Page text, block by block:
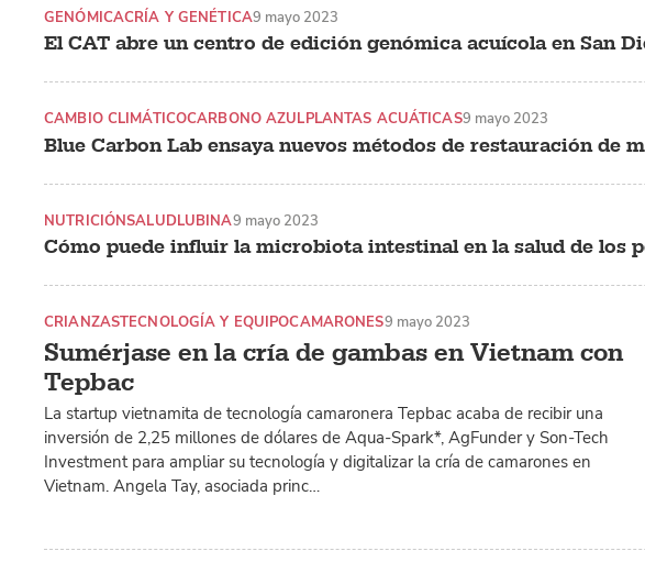
El CAT abre un centro de edición genómica acuícola en San
GENÓMICACRÍA Y GENÉTICA9 mayo 2023
Blue Carbon Lab ensaya nuevos métodos de restauración de
CAMBIO CLIMÁTICOCARBONO AZULPLANTAS ACUÁTICAS9 mayo 2023
Cómo puede influir la microbiota intestinal en la salud de los
NUTRICIÓNSALUDLUBINA9 mayo 2023
Sumérjase en la cría de gambas en Vietnam con
Tepbac
CRIANZASTECNOLOGÍA Y EQUIPOCAMARONES9 mayo 2023
La startup vietnamita de tecnología camaronera Tepbac acaba de recibir una
inversión de 2,25 millones de dólares de Aqua-Spark*, AgFunder y Son-Tech
Investment para ampliar su tecnología y digitalizar la cría de camarones en
Vietnam. Angela Tay, asociada princ…